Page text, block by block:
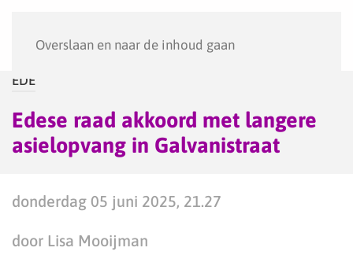
Overslaan en naar de inhoud gaan
EDE
Edese raad akkoord met langere
asielopvang in Galvanistraat
donderdag 05 juni 2025, 21.27
door Lisa Mooijman